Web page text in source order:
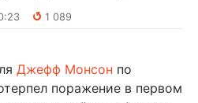
1 089
Джефф Монсон по
поражение в первом